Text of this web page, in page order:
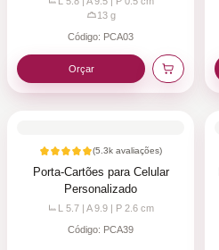
13g
Código: PCA03
Orçar
(5.3k avaliações)
Porta-Cartões para Celular
Personalizado
L 5.7 | A 9.9 | P 2.6 cm
Código: PCA39